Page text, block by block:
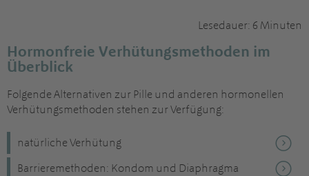
Lesedauer: 6 Minuten
Hormonfreie Verhütungsmethoden im
Überblick
Folgende Alternativen zur Pille und anderen hormonellen
Verhütungsmethoden stehen zur Verfügung:
natürliche Verhütung
Barrieremethoden: Kondom und Diaphragma